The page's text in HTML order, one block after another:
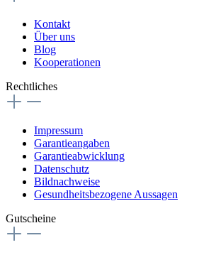
Kontakt
Über uns
Blog
Kooperationen
Rechtliches
Impressum
Garantieangaben
Garantieabwicklung
Datenschutz
Bildnachweise
Gesundheitsbezogene Aussagen
Gutscheine